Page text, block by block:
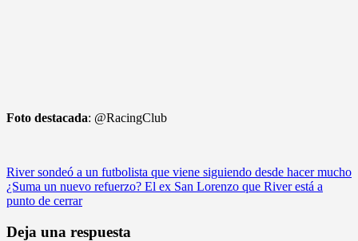
Foto destacada: @RacingClub
Navegación
de
River sondeó a un futbolista que viene siguiendo desde hacer mucho
¿Suma un nuevo refuerzo? El ex San Lorenzo que River está a
punto de cerrar
Deja una respuesta